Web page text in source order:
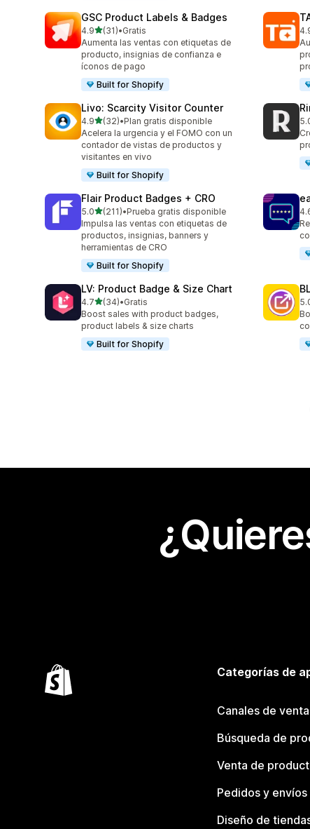
GSC Product Labels & Badges
4.9de 5 estrellas
(31)
31 reseñas en total
•Gratis
Aumenta las ventas con etiquetas de
producto, insignias de confianza e
íconos de pago
Built for Shopify
Livo: Scarcity Visitor Counter
4.9de 5 estrellas
(32)
32 reseñas en total
•Plan gratis disponible
Acelera la urgencia y el FOMO con un
contador de vistas de productos y
visitantes en vivo
Built for Shopify
Flair Product Badges + CRO
5.0de 5 estrellas
(211)
211 reseñas en total
•Prueba gratis disponible
Impulsa las ventas con etiquetas de
productos, insignias, banners y
herramientas de CRO
Built for Shopify
LV: Product Badge & Size Chart
4.7de 5 estrellas
(34)
34 reseñas en total
•Gratis
Boost sales with product badges,
product labels & size charts
Built for Shopify
Categorías de
Canales de venta
Búsqueda de
Venta de
Pedidos y envíos
Diseño de